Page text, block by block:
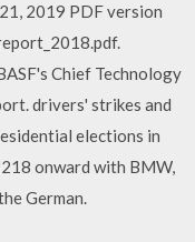
2019 PDF version
Chief Technology
drivers' strikes and
elections in
onward with BMW,
German.